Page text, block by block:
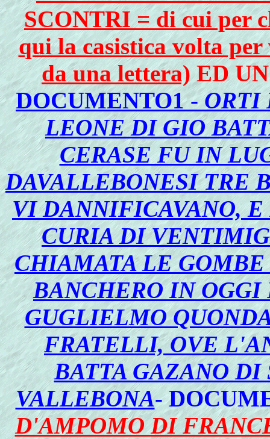
SCONTRI = di cui per
qui la casistica volta
da una lettera)ED
DOCUMENTO1 -ORTI
LEONE DI GIO
CERASE FU IN
DAVALLEBONESI TRE
VI DANNIFICAVANO,
CURIA DI
CHIAMATA LE
BANCHERO IN OGGI
GUGLIELMO
FRATELLI, OVE
BATTA GAZANO
VALLEBONA-
D'AMPOMO DI